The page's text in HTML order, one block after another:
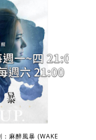
麻醉風暴 (WAKE